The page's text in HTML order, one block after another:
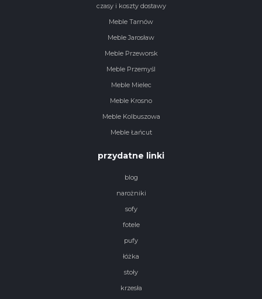
czasy i koszty dostawy
Meble Tarnów
Meble Jarosław
Meble Przeworsk
Meble Przemyśl
Meble Mielec
Meble Krosno
Meble Kolbuszowa
Meble Łańcut
przydatne linki
blog
narożniki
sofy
fotele
pufy
łóżka
stoły
krzesła